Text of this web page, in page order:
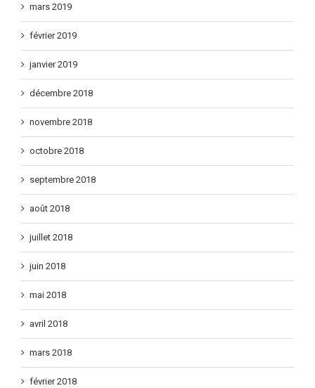
mars 2019
février 2019
janvier 2019
décembre 2018
novembre 2018
octobre 2018
septembre 2018
août 2018
juillet 2018
juin 2018
mai 2018
avril 2018
mars 2018